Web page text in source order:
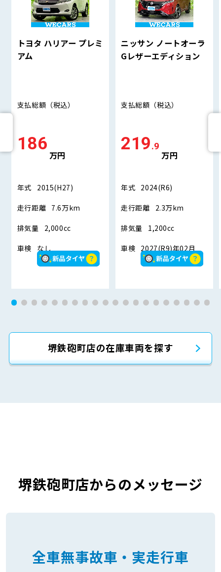
トヨタ ハリアー プレミ
アム
支払総額 （税込）
186
万円
年式 2015(H27)
走行距離 7.6万km
排気量 2,000cc
車検 なし
ニッサン ノートオーラ
Gレザーエディション
支払総額 （税込）
219.9
万円
年式 2024(R6)
走行距離 2.3万km
排気量 1,200cc
車検 2027(R9)年02月
堺鉄砲町店の在庫車両を探す
堺鉄砲町店からのメッセージ
全車無事故車・実走行車